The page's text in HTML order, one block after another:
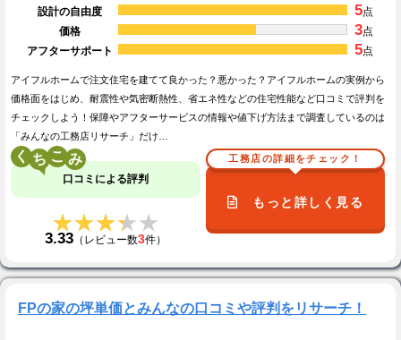
設計の自由度
5点
価格
3点
アフターサポート
5点
アイフルホームで注文住宅を建てて良かった？悪かった？アイフルホームの実例から
価格面をはじめ、耐震性や気密断熱性、省エネ性などの住宅性能など口コミで評判を
チェックしよう！保障やアフターサービスの情報や値下げ方法まで調査しているのは
「みんなの工務店リサーチ」だけ…
く こ
口コミによる評判
★★★★★
★★★★★
3.33 （レビュー数3件）
工務店の詳細をチェック！
もっと詳しく見る
FPの家の坪単価とみんなの口コミや評判をリサーチ！